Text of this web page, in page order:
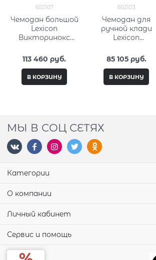
602107
Чемодан большой
Lexicon
Викторинокс
113 460 руб.
В КОРЗИНУ
602103
Чемодан для
ручной клади
Lexicon
(Victorinox) 602103
85 105 руб.
В КОРЗИНУ
МЫ В СОЦ СЕТЯХ
Категории
О компании
Личный кабинет
Сервис и помощь